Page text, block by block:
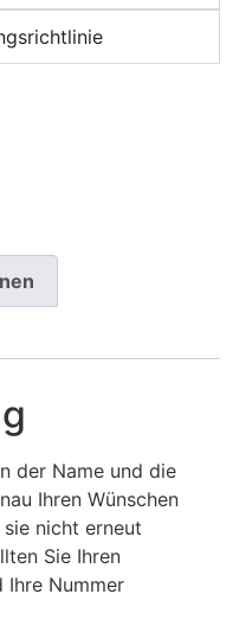
der Name und die
Ihren Wünschen
nicht erneut
Sie Ihren
Ihre Nummer